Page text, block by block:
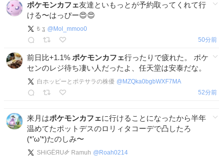
ポケモンカフェ友達といもっとが予約取ってくれて行
ける〜はっぴー😍😍
₺ ʓ @ Mol_mmoo0
50分前
前日比+1.1% ポケモンカフェ行ったりで疲れた。 ポケ
センのレジ待ち凄い人だったよ、任天堂は安泰だな。
白ホッピーとポテサラの株優 @ MZQka0bgbWXF7MA
53分前
来月はポケモンカフェに行けることになったから半年
温めてたポットデスのロリィタコーデで凸したろ
(*’ω’*)たのしみ〜
SHiGЁЯU🜸 Ramuh @ Roah0214